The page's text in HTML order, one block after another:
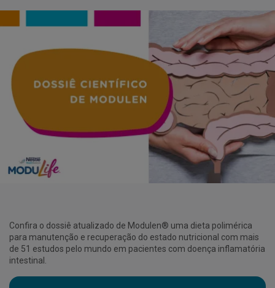
Confira o dossiê atualizado de Modulen® uma dieta polimérica
para manutenção e recuperação do estado nutricional com mais
de 51 estudos pelo mundo em pacientes com doença inflamatória
intestinal.